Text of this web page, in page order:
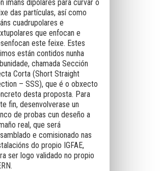
imáns dipolares para curvar o
das partículas, así como
cuadrupolares e
que enfocan e
este feixe. Estes
están contidos nunha
chamada Sección
Corta (Short Straight
– SSS), que é o obxecto
desta proposta. Para
fin, desenvolverase un
de probas cun deseño a
real, que será
e comisionado nas
do propio IGFAE,
ser logo validado no propio